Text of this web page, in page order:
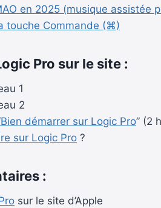
en 2025 (musique assistée
touche Commande (⌘)
Pro sur le site :
1
2
démarrer sur Logic Pro” (2
sur Logic Pro ?
:
sur le site d’Apple